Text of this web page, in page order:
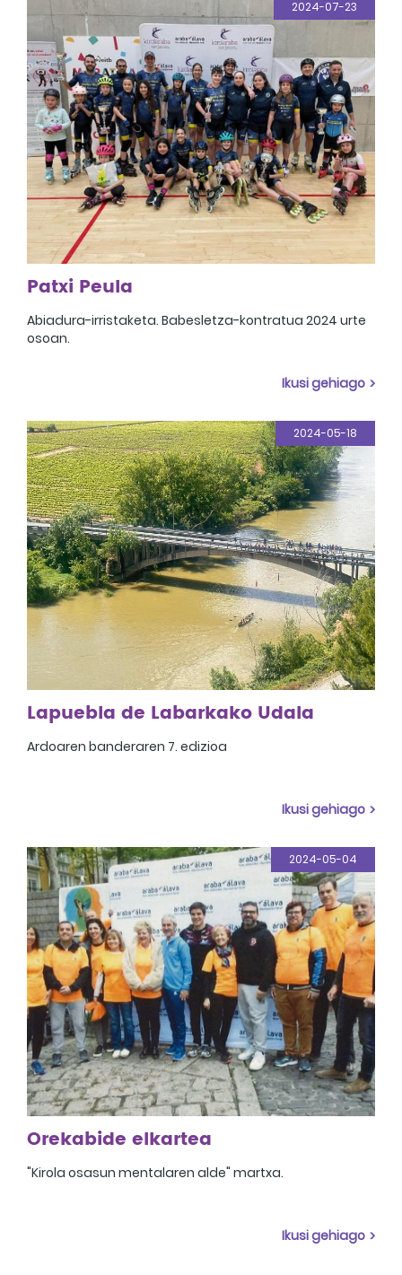
2024-07-23
Patxi Peula
Abiadura-irristaketa. Babesletza-kontratua 2024 urte
osoan.
Ikusi gehiago
2024-05-18
Lapuebla de Labarkako Udala
Ardoaren banderaren 7. edizioa
Ikusi gehiago
2024-05-04
Orekabide elkartea
"Kirola osasun mentalaren alde" martxa.
Ikusi gehiago